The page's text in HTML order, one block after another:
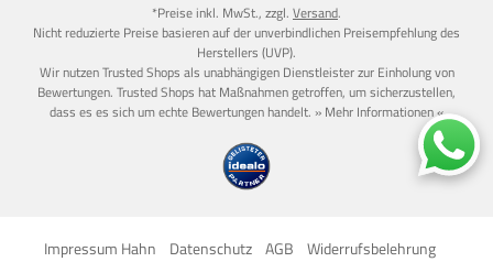
*Preise inkl. MwSt., zzgl. Versand.
Nicht reduzierte Preise basieren auf der unverbindlichen Preisempfehlung des
Herstellers (UVP).
Wir nutzen Trusted Shops als unabhängigen Dienstleister zur Einholung von
Bewertungen. Trusted Shops hat Maßnahmen getroffen, um sicherzustellen,
dass es es sich um echte Bewertungen handelt. » Mehr Informationen «
Impressum Hahn Datenschutz AGB
Widerrufsbelehrung